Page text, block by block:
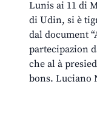
Lunis ai 11 di
di Udin, si è
dal document
partecipazion
che al à
bons. Luciano